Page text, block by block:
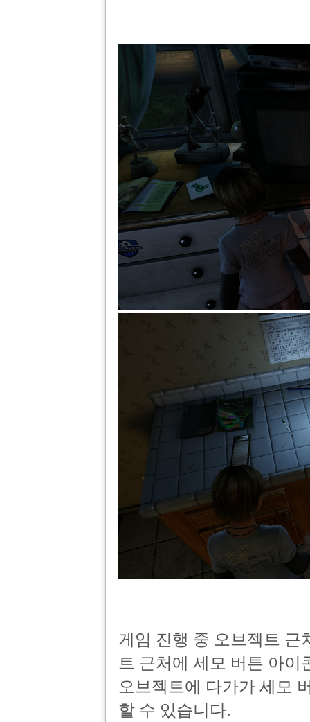
게임 진행 중 오브젝트 근
트 근처에 세모 버튼 아
오브젝트에 다가가 세모
할 수 있습니다.